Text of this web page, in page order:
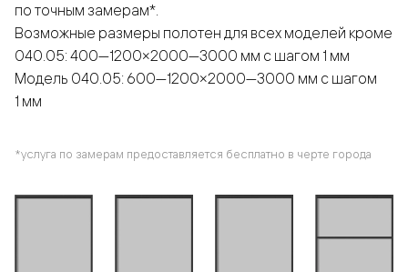
по точным замерам*.
Возможные размеры полотен для всех моделей кроме
040.05: 400—1200×2000—3000 мм с шагом 1 мм
Модель 040.05: 600—1200×2000—3000 мм с шагом
1 мм
*услуга по замерам предоставляется бесплатно в черте города